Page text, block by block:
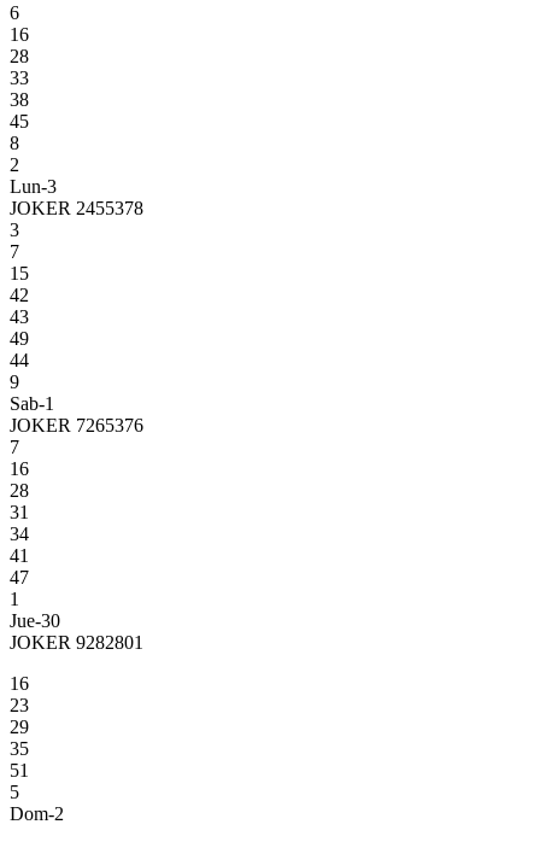
6
16
28
33
38
45
8
2
Lun-3
JOKER 2455378
3
7
15
42
43
49
44
9
Sab-1
JOKER 7265376
7
16
28
31
34
41
47
1
Jue-30
JOKER 9282801
16
23
29
35
51
5
Dom-2